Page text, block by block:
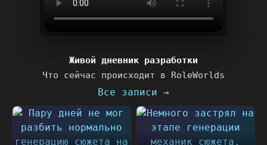
Живой дневник разработки
Что сейчас происходит в RoleWorlds
Все записи →